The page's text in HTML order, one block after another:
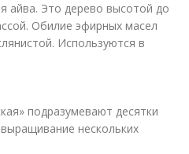
айва. Это дерево высотой до
Обилие эфирных масел
Используются в
подразумевают десятки
нескольких